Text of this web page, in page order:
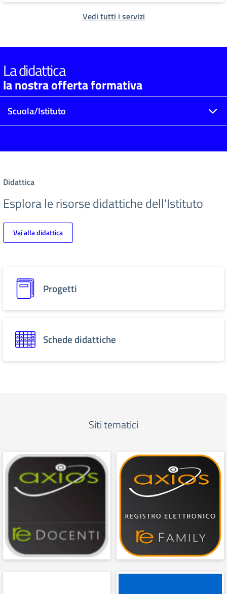
Vedi tutti i servizi
La didattica
la nostra offerta formativa
Scuola/Istituto
Didattica
Esplora le risorse didattiche dell'Istituto
Vai alla didattica
Progetti
Schede didattiche
Siti tematici